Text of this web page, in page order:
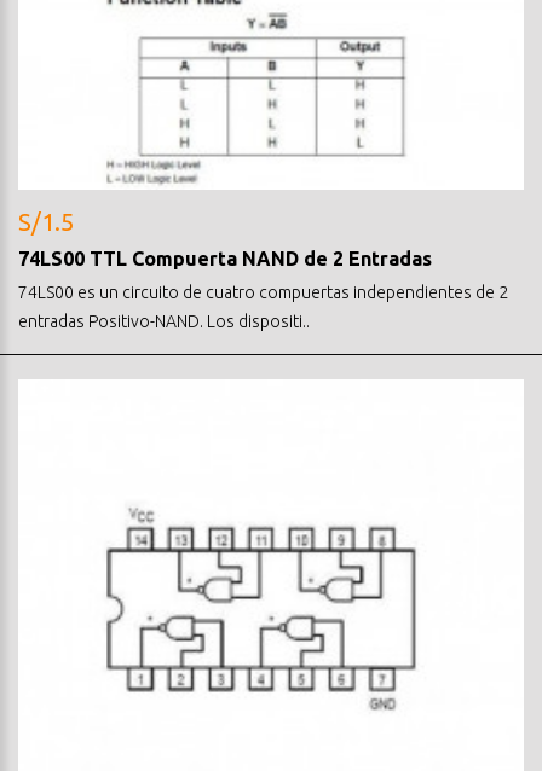
S/1.5
74LS00 TTL Compuerta NAND de 2 Entradas
74LS00 es un circuito de cuatro compuertas independientes de 2
entradas Positivo-NAND. Los dispositi..